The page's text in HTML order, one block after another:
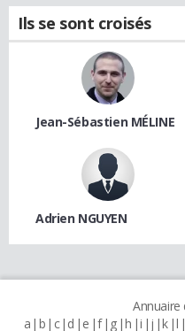
Ils se sont croisés
Jean-Sébastien MÉLINE
Adrien NGUYEN
Annuaire
a b c d e f g h i j k l